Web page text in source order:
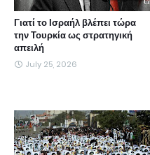
Γιατί το Ισραήλ βλέπει τώρα
την Τουρκία ως στρατηγική
απειλή
July 25, 2026